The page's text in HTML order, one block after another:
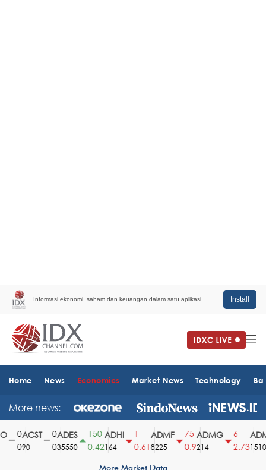
Informasi ekonomi, saham dan keuangan dalam satu aplikasi. Install
Home News Economics Market News Technology
More news:
ACST
90
ADES
35550
150
0.42
ADHI
164
0.61
ADMF
8225
75
0.9
ADMG
214
2.731510
More Market Data